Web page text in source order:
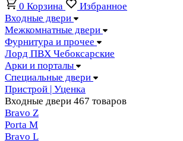
0 Корзина
Избранное
Входные двери
Межкомнатные двери
Фурнитура и прочее
Лорд ПВХ Чебоксарские
Арки и порталы
Специальные двери
Пристрой | Уценка
Входные двери 467 товаров
Bravo Z
Porta М
Bravo L